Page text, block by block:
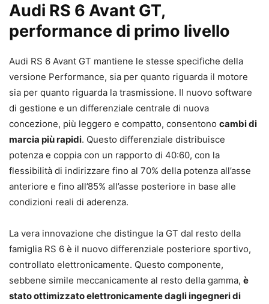
Audi RS 6 Avant GT,
performance di primo livello
Audi RS 6 Avant GT mantiene le stesse specifiche della
versione Performance, sia per quanto riguarda il motore
sia per quanto riguarda la trasmissione. Il nuovo software
di gestione e un differenziale centrale di nuova
concezione, più leggero e compatto, consentono cambi di
marcia più rapidi. Questo differenziale distribuisce
potenza e coppia con un rapporto di 40:60, con la
flessibilità di indirizzare fino al 70% della potenza all’asse
anteriore e fino all’85% all’asse posteriore in base alle
condizioni reali di aderenza.
La vera innovazione che distingue la GT dal resto della
famiglia RS 6 è il nuovo differenziale posteriore sportivo,
controllato elettronicamente. Questo componente,
sebbene simile meccanicamente al resto della gamma, è
stato ottimizzato elettronicamente dagli ingegneri di